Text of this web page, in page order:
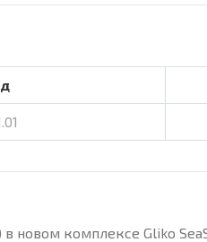
в новом комплексе Gliko